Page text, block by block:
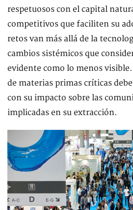
respetuosos con el capital
competitivos que faciliten su
retos van más allá de la
cambios sistémicos que
evidente como lo menos
de materias primas críticas
con su impacto sobre las
implicadas en su extracción.